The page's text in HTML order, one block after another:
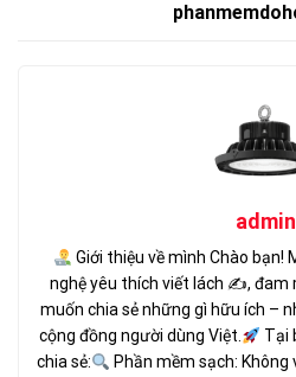
admin
Giới thiệu về mình Chào bạn!
nghệ yêu thích viết lách ✍, đam
muốn chia sẻ những gì hữu ích –
cộng đồng người dùng Việt.
Tại
chia sẻ:
Phần mềm sạch: